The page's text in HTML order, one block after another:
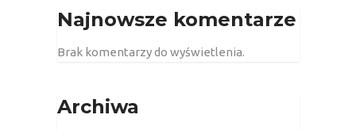
Najnowsze komentarze
Brak komentarzy do wyświetlenia.
Archiwa